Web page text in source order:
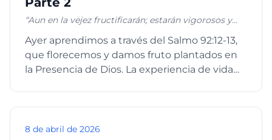
“Aun en la vejez fructificarán; estarán vigorosos y
recto, y que en él no hay injusticia”. Salmos 92:14-15
Ayer aprendimos a través del Salmo 92:12-13,
que florecemos y damos fruto plantados en
la Presencia de Dios. La experiencia de vida
8 de abril de 2026